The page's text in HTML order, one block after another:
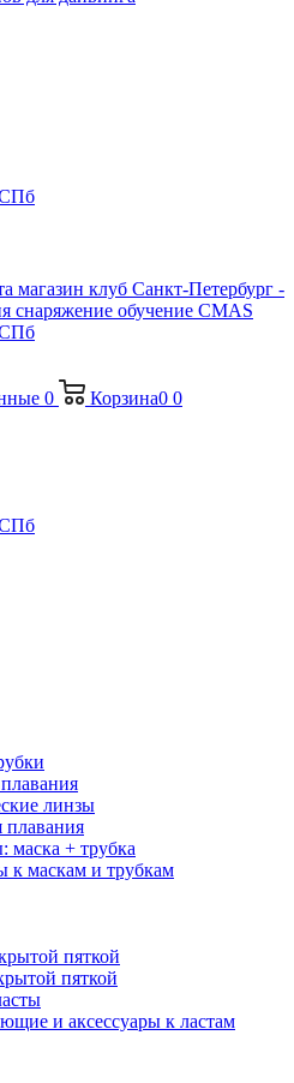
0 Корзина0 0
линзы
плавания
маска + трубка
к маскам и трубкам
пяткой
пяткой
и аксессуары к ластам